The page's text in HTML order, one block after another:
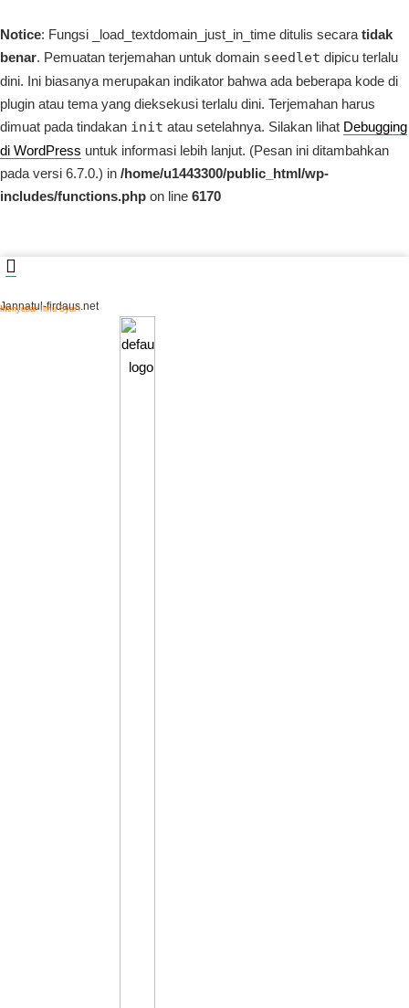
Notice: Fungsi _load_textdomain_just_in_time ditulis secara tidak
benar. Pemuatan terjemahan untuk domain seedlet dipicu terlalu
dini. Ini biasanya merupakan indikator bahwa ada beberapa kode di
plugin atau tema yang dieksekusi terlalu dini. Terjemahan harus
dimuat pada tindakan init atau setelahnya. Silakan lihat Debugging
di WordPress untuk informasi lebih lanjut. (Pesan ini ditambahkan
pada versi 6.7.0.) in /home/u1443300/public_html/wp-
includes/functions.php on line 6170
Jannatul-firdaus.net
Menyebar Ilmu Syar’i